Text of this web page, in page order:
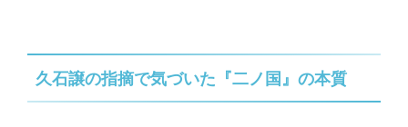
久石譲の指摘で気づいた『二ノ国』の本質